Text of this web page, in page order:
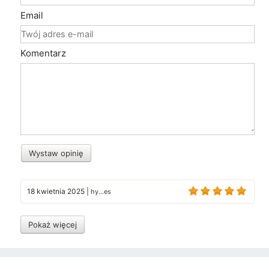
Email
Komentarz
Wystaw opinię
18 kwietnia 2025 hy...es
Pokaż więcej